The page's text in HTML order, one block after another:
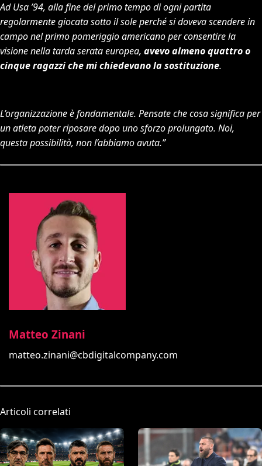
Ad Usa ’94, alla fine del primo tempo di ogni partita
regolarmente giocata sotto il sole perché si doveva scendere in
campo nel primo pomeriggio americano per consentire la
visione nella tarda serata europea, avevo almeno quattro o
cinque ragazzi che mi chiedevano la sostituzione.
L’organizzazione è fondamentale. Pensate che cosa significa per
un atleta poter riposare dopo uno sforzo prolungato. Noi,
questa possibilità, non l’abbiamo avuta.”
Matteo Zinani
matteo.zinani@cbdigitalcompany.com
Articoli correlati